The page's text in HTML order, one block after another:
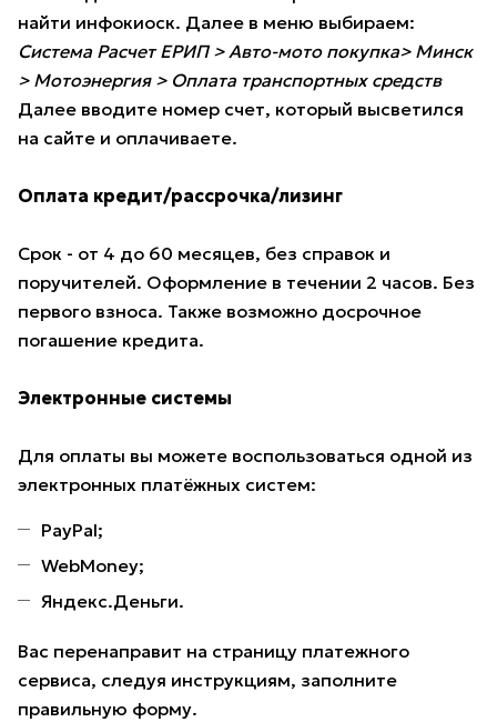
найти инфокиоск. Далее в меню выбираем:
Система Расчет ЕРИП > Авто-мото покупка> Минск
> Мотоэнергия > Оплата транспортных средств
Далее вводите номер счет, который высветился
на сайте и оплачиваете.
Оплата кредит/рассрочка/лизинг
Срок - от 4 до 60 месяцев, без справок и
поручителей. Оформление в течении 2 часов. Без
первого взноса. Также возможно досрочное
погашение кредита.
Электронные системы
Для оплаты вы можете воспользоваться одной из
электронных платёжных систем:
PayPal;
WebMoney;
Яндекс.Деньги.
Вас перенаправит на страницу платежного
сервиса, следуя инструкциям, заполните
правильную форму.